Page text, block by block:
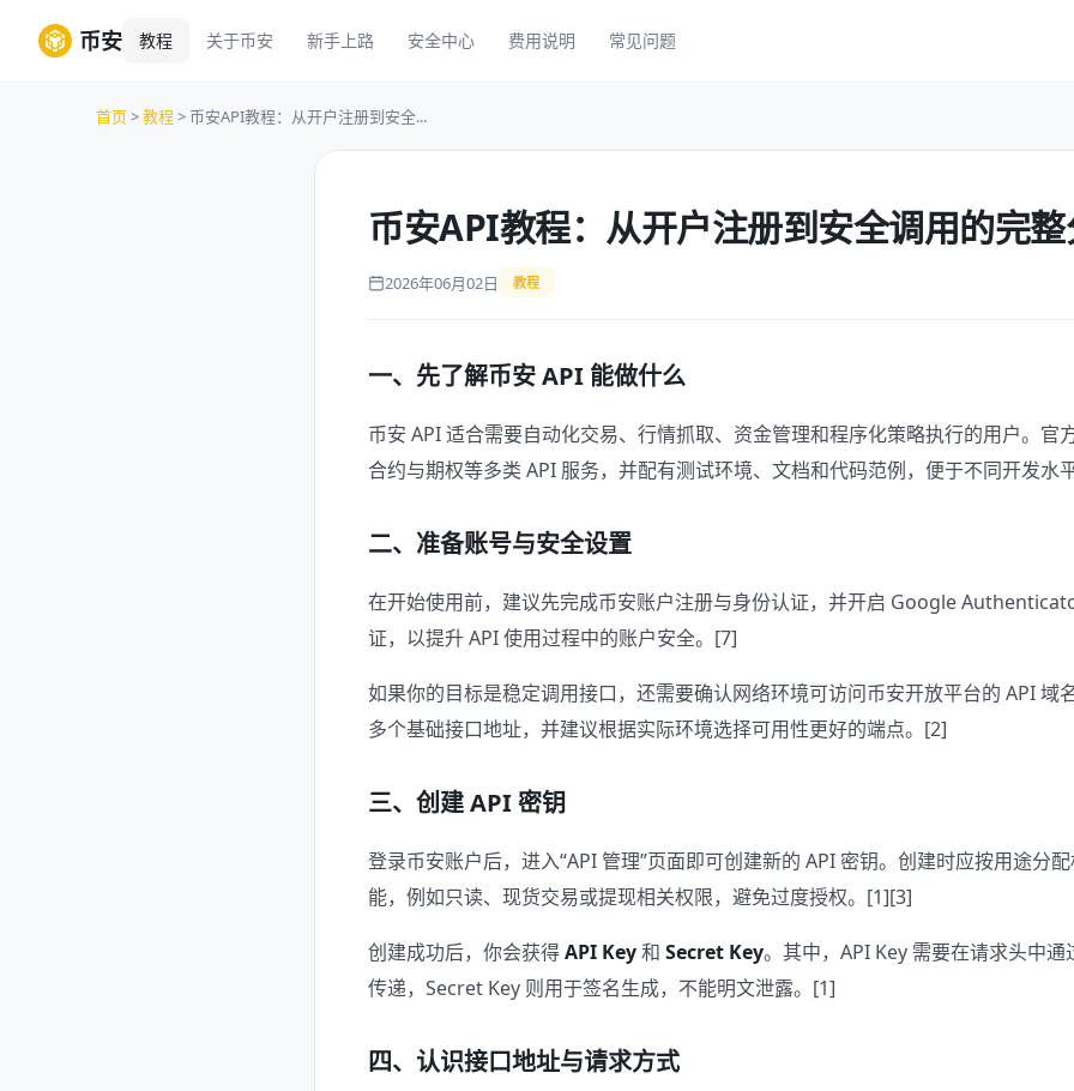
币安 教程 关于币安 新手上路 安全中心 费用说明 常见问题
首页>教程> 币安API教程：从开户注册到安全...
币安API教程：从开户注册到安全调用的完
2026年06月02日 教程
一、先了解币安 API 能做什么
币安 API 适合需要自动化交易、行情抓取、资金管理和程序化策略执行的用户。官
合约与期权等多类 API 服务，并配有测试环境、文档和代码范例，便于不同开发水
二、准备账号与安全设置
在开始使用前，建议先完成币安账户注册与身份认证，并开启 Google
证，以提升 API 使用过程中的账户安全。[7]
如果你的目标是稳定调用接口，还需要确认网络环境可访问币安开放平台的 API 域
多个基础接口地址，并建议根据实际环境选择可用性更好的端点。[2]
三、创建 API 密钥
登录币安账户后，进入“API 管理”页面即可创建新的 API 密钥。创建时应按用途分
能，例如只读、现货交易或提现相关权限，避免过度授权。[1][3]
创建成功后，你会获得API Key和 Secret Key。其中，API Key 需要在请求头中通
传递，Secret Key 则用于签名生成，不能明文泄露。[1]
四、认识接口地址与请求方式